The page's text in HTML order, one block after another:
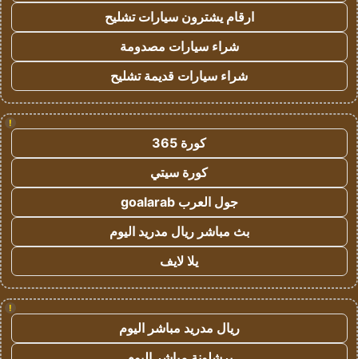
ارقام يشترون سيارات تشليح
شراء سيارات مصدومة
شراء سيارات قديمة تشليح
!
كورة 365
كورة سيتي
جول العرب goalarab
بث مباشر ريال مدريد اليوم
يلا لايف
!
ريال مدريد مباشر اليوم